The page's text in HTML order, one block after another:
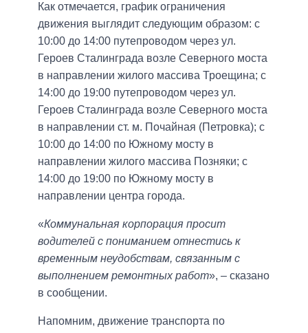
Как отмечается, график ограничения
движения выглядит следующим образом: с
10:00 до 14:00 путепроводом через ул.
Героев Сталинграда возле Северного моста
в направлении жилого массива Троещина; с
14:00 до 19:00 путепроводом через ул.
Героев Сталинграда возле Северного моста
в направлении ст. м. Почайная (Петровка); с
10:00 до 14:00 по Южному мосту в
направлении жилого массива Позняки; с
14:00 до 19:00 по Южному мосту в
направлении центра города.
«Коммунальная корпорация просит
водителей с пониманием отнестись к
временным неудобствам, связанным с
выполнением ремонтных работ», – сказано
в сообщении.
Напомним, движение транспорта по